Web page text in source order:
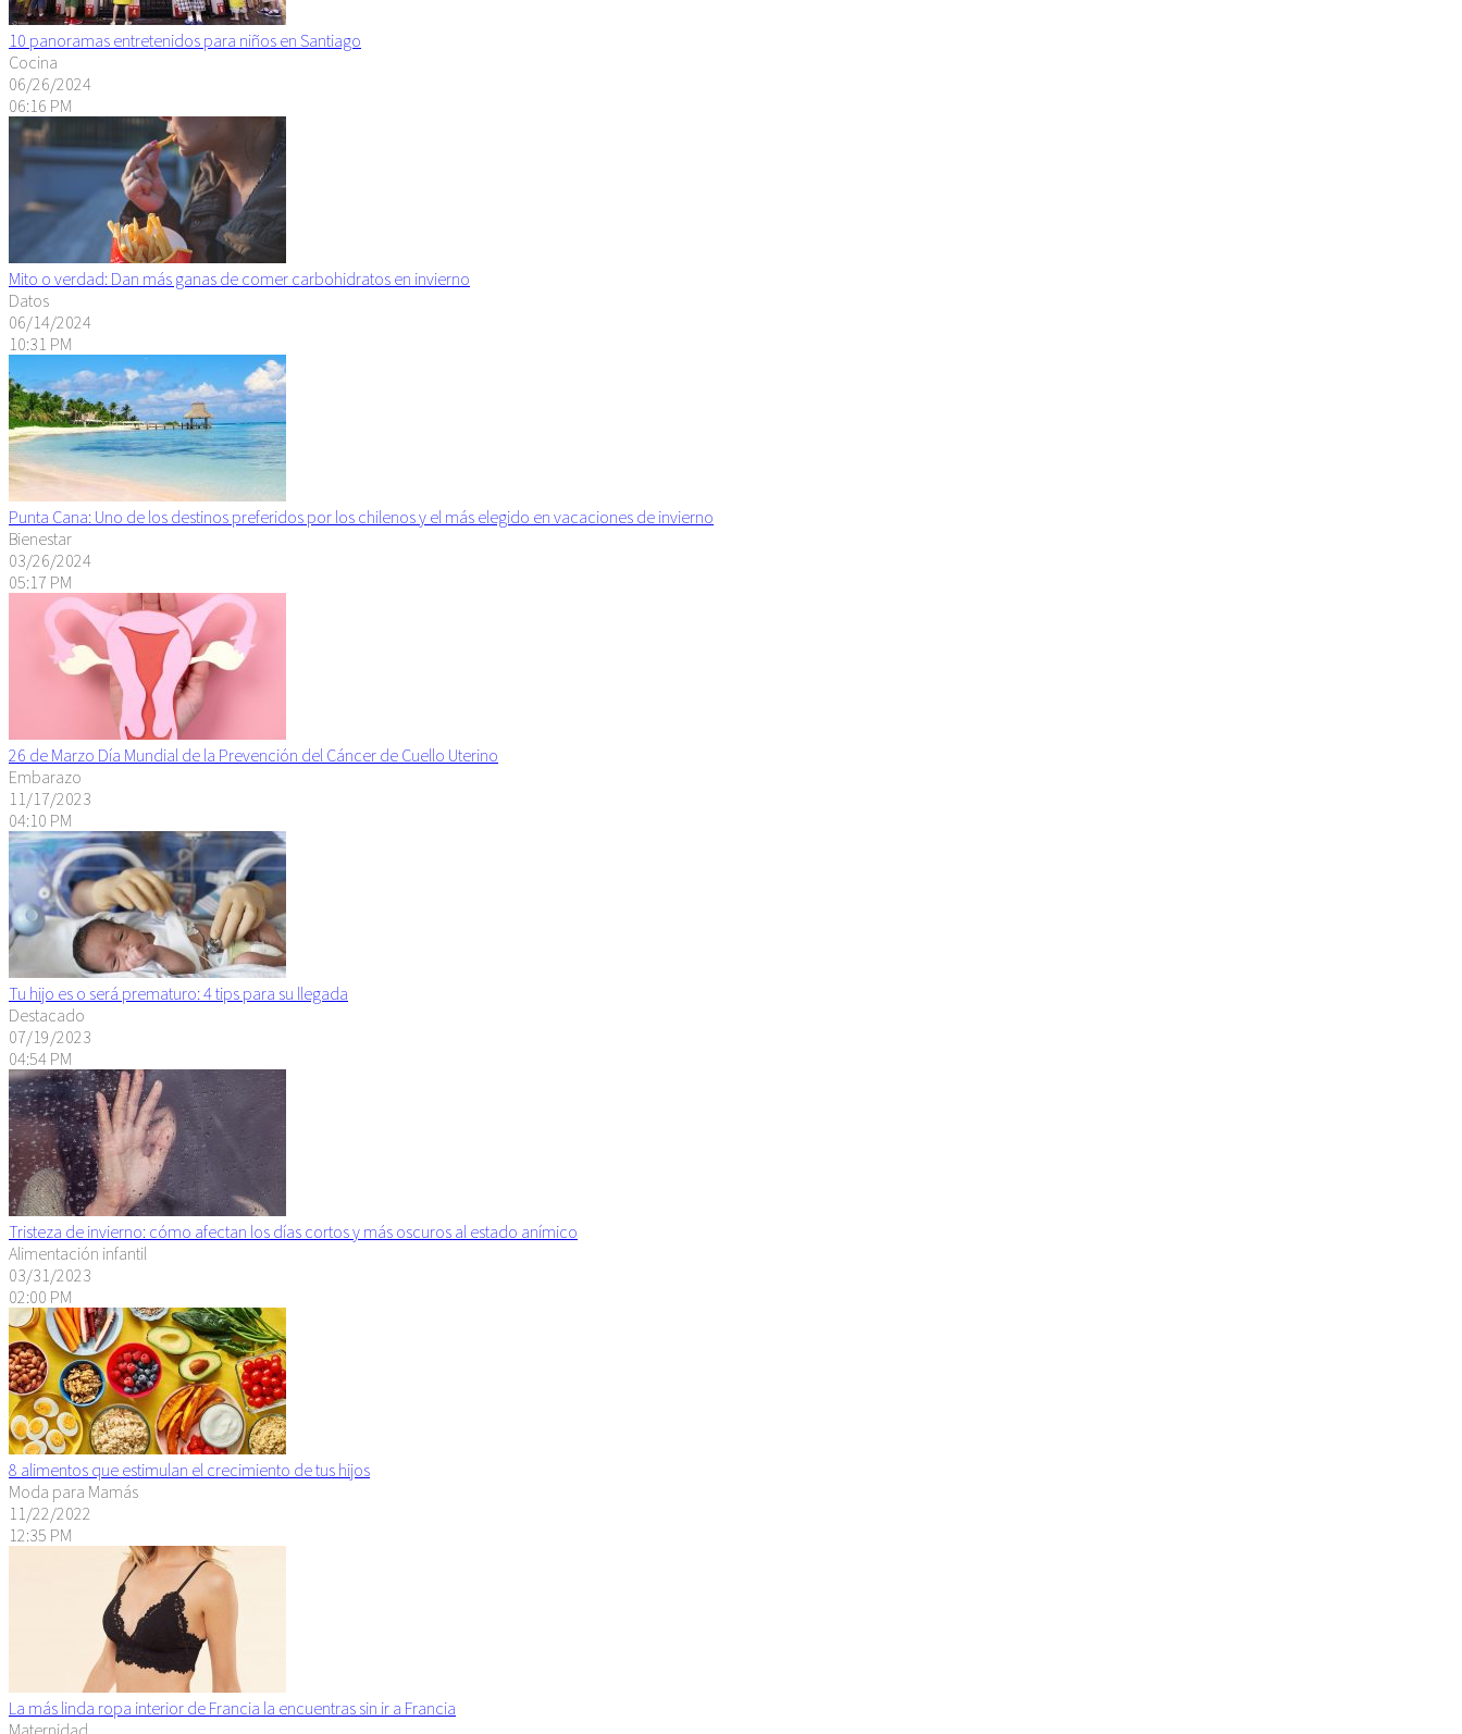
10 panoramas entretenidos para niños en Santiago
Cocina
06/26/2024
06:16 PM
Mito o verdad: Dan más ganas de comer carbohidratos en invierno
Datos
06/14/2024
10:31 PM
Punta Cana: Uno de los destinos preferidos por los chilenos y el más elegido en vacaciones de invierno
Bienestar
03/26/2024
05:17 PM
26 de Marzo Día Mundial de la Prevención del Cáncer de Cuello Uterino
Embarazo
11/17/2023
04:10 PM
Tu hijo es o será prematuro: 4 tips para su llegada
Destacado
07/19/2023
04:54 PM
Tristeza de invierno: cómo afectan los días cortos y más oscuros al estado anímico
Alimentación infantil
03/31/2023
02:00 PM
8 alimentos que estimulan el crecimiento de tus hijos
Moda para Mamás
11/22/2022
12:35 PM
La más linda ropa interior de Francia la encuentras sin ir a Francia
Maternidad